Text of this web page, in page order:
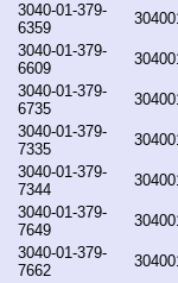
3040-01-379-
6359
3040-01-379-
6609
3040-01-379-
6735
3040-01-379-
7335
3040-01-379-
7344
3040-01-379-
7649
3040-01-379-
7662